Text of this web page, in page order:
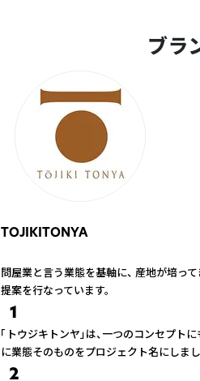
ブラ
TOJIKITONYA
問屋業と言う業態を基軸に、 産地が培っ
提案を行なっています。
1
「トウジキトンヤ」は、一つのコンセプト
に業態そのものをプロジェクト名にしまし
2